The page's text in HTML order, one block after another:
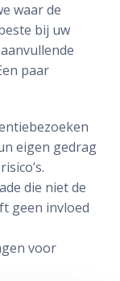
waar de
bij uw
paar
eigen gedrag
die niet de
geen invloed
voor